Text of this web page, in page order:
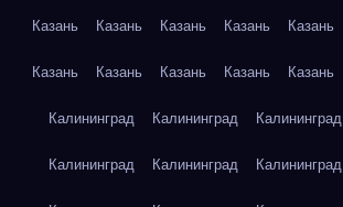
Казань Казань Казань Казань Казань
Казань Казань Казань Казань Казань
Калининград Калининград Калининград
Калининград Калининград Калининград